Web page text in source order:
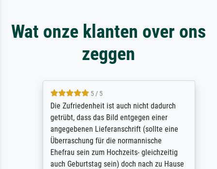
Wat onze klanten over ons
zeggen
5 / 5
Die Zufriedenheit ist auch nicht dadurch
getrübt, dass das Bild entgegen einer
angegebenen Lieferanschrift (sollte eine
Überraschung für die normannische
Ehefrau sein zum Hochzeits- gleichzeitig
auch Geburtstag sein) doch nach zu Hause